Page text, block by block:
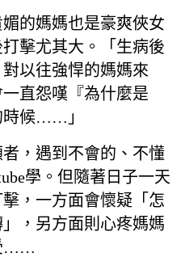
的媽媽也是豪爽俠女
擊尤其大。「生病後
以往強悍的媽媽來
直怨嘆『為什麼是
時候……」
，遇到不會的、不懂
學。但隨著日子一天
，一方面會懷疑「怎
，另方面則心疼媽媽
……